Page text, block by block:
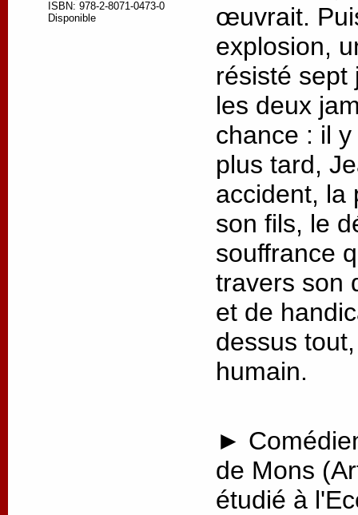
ISBN: 978-2-8071-0473-0
Disponible
œuvrait.
explosion,
résisté sept
les deux
chance : il
plus tard,
accident, la
son fils, le
souffrance
travers son
et de
dessus
humain.
►
de Mons
étudié à